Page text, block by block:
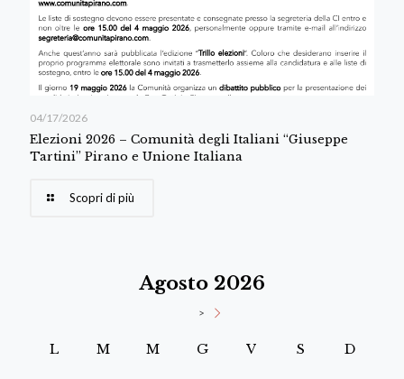
04/17/2026
Elezioni 2026 – Comunità degli Italiani “Giuseppe
Tartini” Pirano e Unione Italiana
Scopri di più
Agosto 2026
>
L M M G V S D